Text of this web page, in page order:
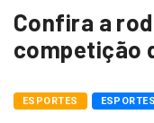
Confira a
competição
ESPORTES